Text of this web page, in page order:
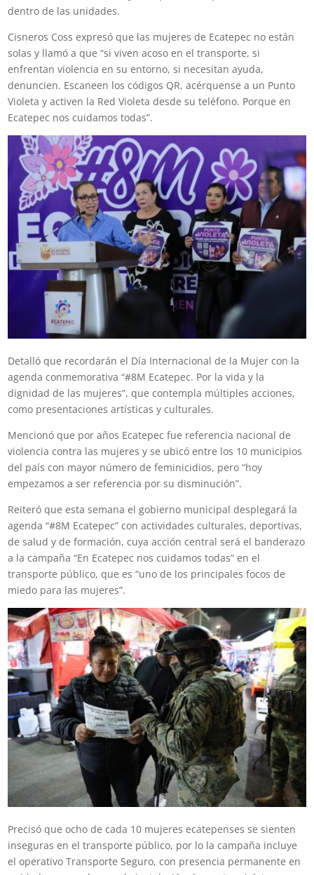
dentro de las unidades.
Cisneros Coss expresó que las mujeres de Ecatepec no están
solas y llamó a que “si viven acoso en el transporte, si
enfrentan violencia en su entorno, si necesitan ayuda,
denuncien. Escaneen los códigos QR, acérquense a un Punto
Violeta y activen la Red Violeta desde su teléfono. Porque en
Ecatepec nos cuidamos todas”.
Detalló que recordarán el Día Internacional de la Mujer con la
agenda conmemorativa “#8M Ecatepec. Por la vida y la
dignidad de las mujeres”, que contempla múltiples acciones,
como presentaciones artísticas y culturales.
Mencionó que por años Ecatepec fue referencia nacional de
violencia contra las mujeres y se ubicó entre los 10 municipios
del país con mayor número de feminicidios, pero “hoy
empezamos a ser referencia por su disminución”.
Reiteró que esta semana el gobierno municipal desplegará la
agenda “#8M Ecatepec” con actividades culturales, deportivas,
de salud y de formación, cuya acción central será el banderazo
a la campaña “En Ecatepec nos cuidamos todas” en el
transporte público, que es “uno de los principales focos de
miedo para las mujeres”.
Precisó que ocho de cada 10 mujeres ecatepenses se sienten
inseguras en el transporte público, por lo la campaña incluye
el operativo Transporte Seguro, con presencia permanente en